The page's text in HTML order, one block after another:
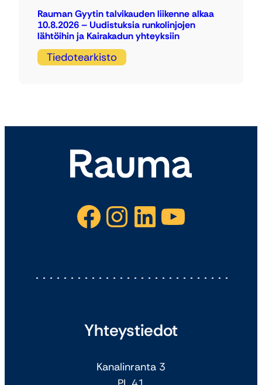
Rauman Gyytin talvikauden liikenne alkaa
10.8.2026 – Uudistuksia runkolinjojen
lähtöihin ja Kairakadun yhteyksiin
Tiedotearkisto
Facebook Instagram LinkedIn YouTube
Yhteystiedot
Kanalinranta 3